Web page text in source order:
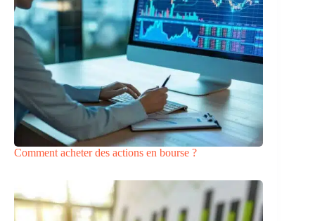
Comment acheter des actions en bourse ?